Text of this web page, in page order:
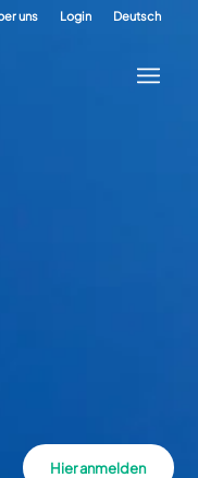
uns Login Deutsch
Hier anmelden